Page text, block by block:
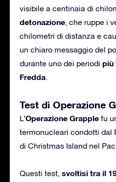
visibile a centinaia di
detonazione, che ruppe i
chilometri di distanza e
un chiaro messaggio del
durante uno dei periodi più
Fredda.
Test di Operazione
L’Operazione Grapple fu
termonucleari condotti dal
di Christmas Island nel
Questi test, svoltisi tra il